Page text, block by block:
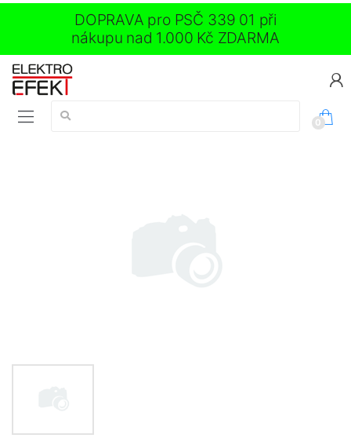
DOPRAVA pro PSČ 339 01 při
nákupu nad 1.000 Kč ZDARMA
Vyhledávání:
0